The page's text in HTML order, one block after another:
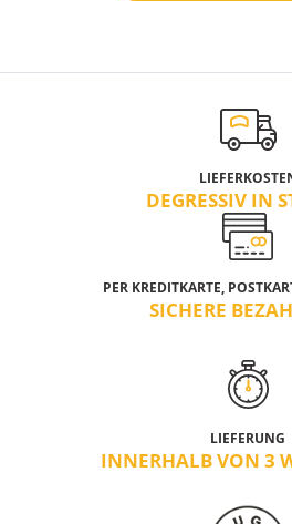
DEGRESSIV IN
PER KREDITKARTE,
SICHERE
LIEFERUNG
INNERHALB VON 3